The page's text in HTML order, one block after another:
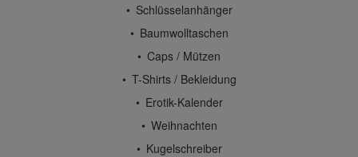
Schlüsselanhänger
Baumwolltaschen
Caps / Mützen
T-Shirts / Bekleidung
Erotik-Kalender
Weihnachten
Kugelschreiber